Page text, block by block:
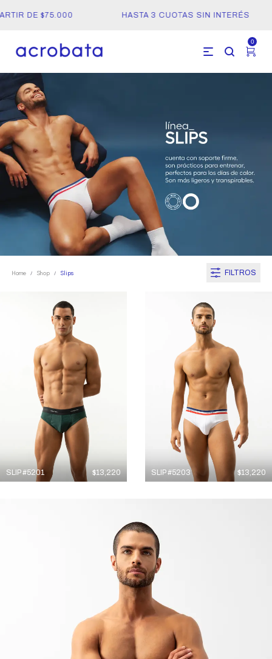
DE $75.000 HASTA 3 CUOTAS SIN INTERÉS
0
Home / Shop / Slips FILTROS
SLIP #5201 $13,220 SLIP #5203 $13,220